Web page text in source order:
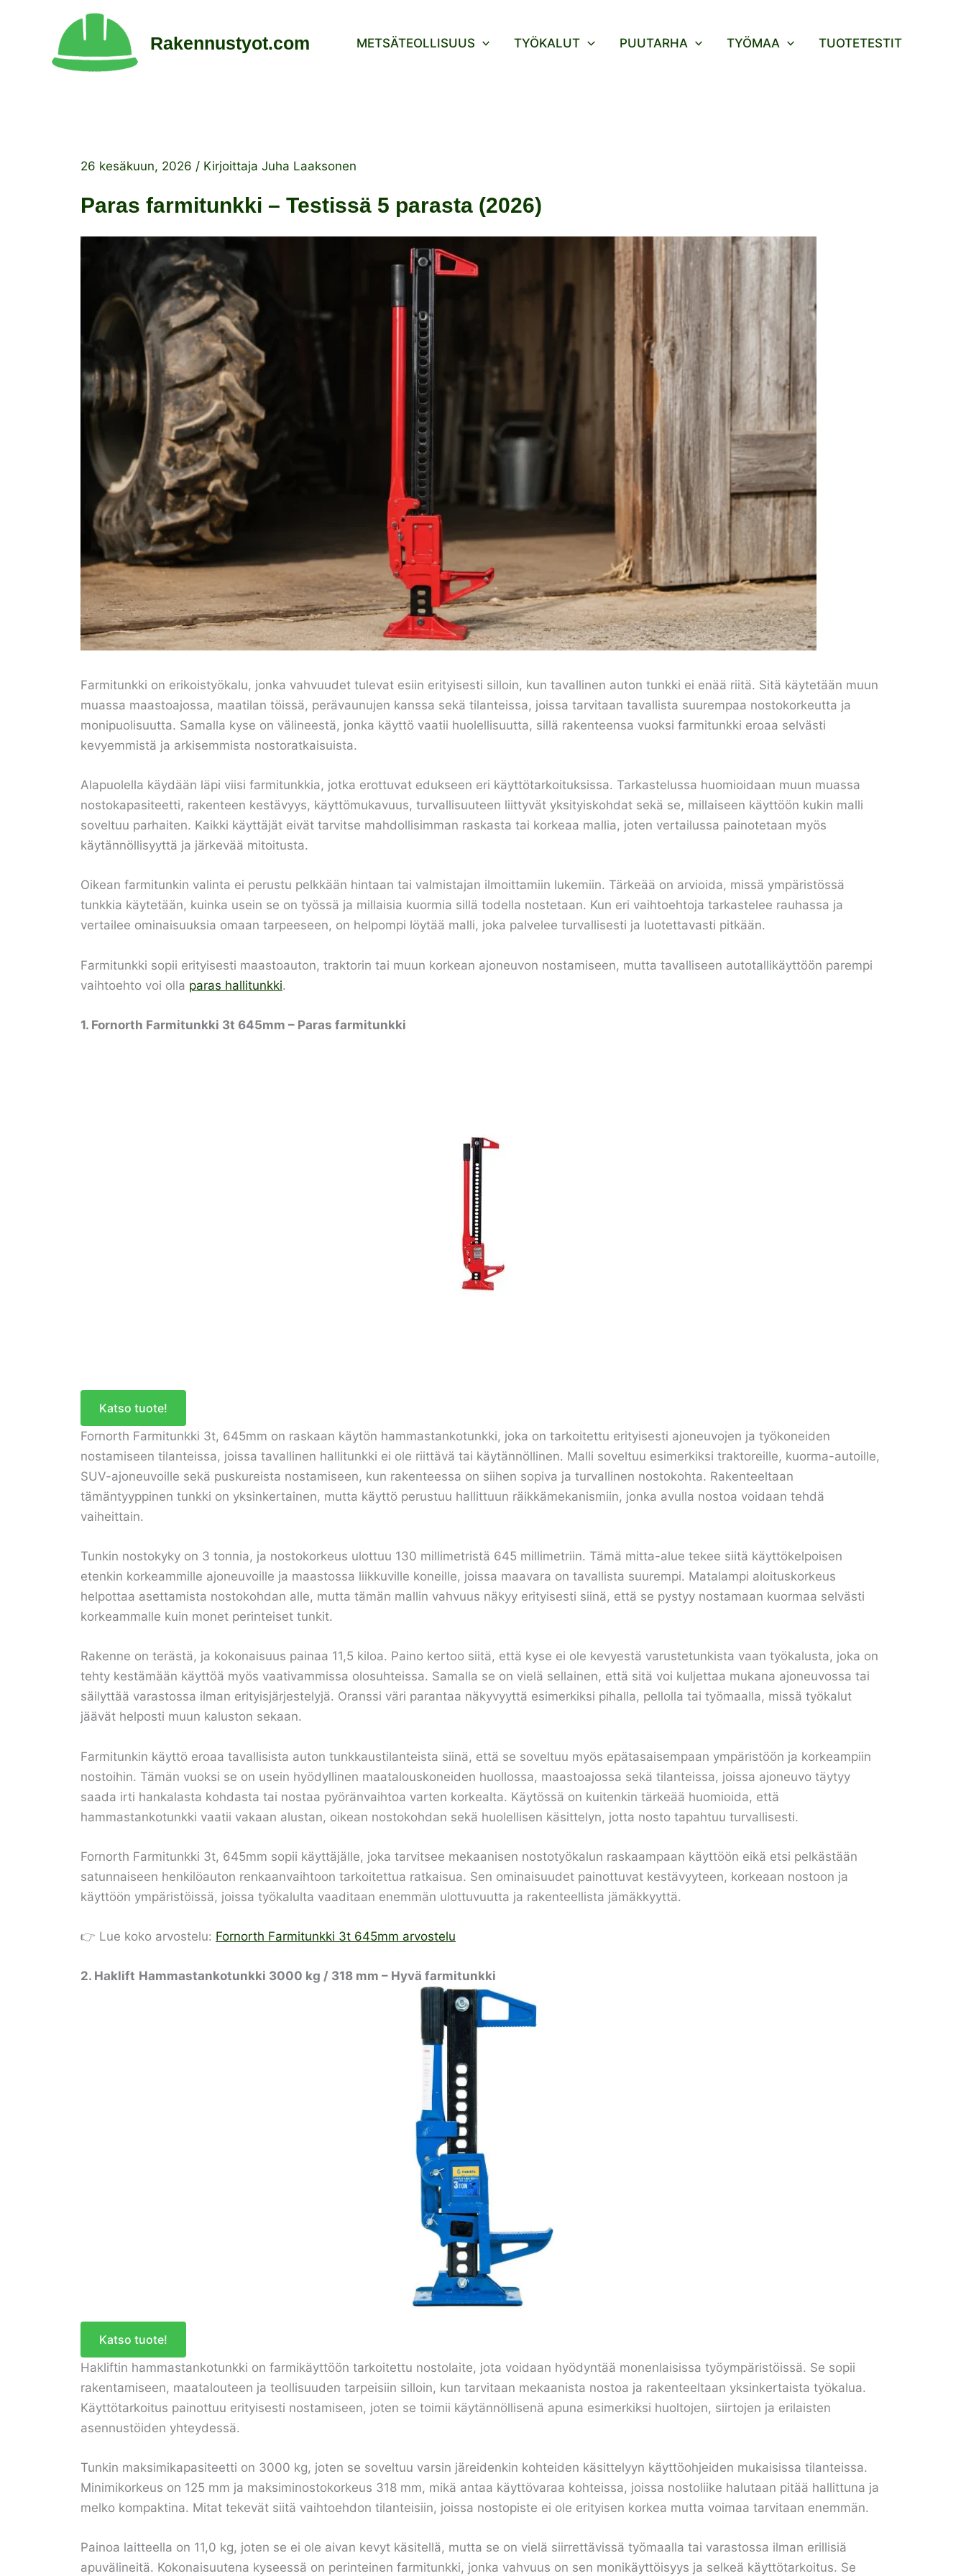
Rakennustyot.com METSÄTEOLLISUUS TYÖKALUT PUUTARHA TYÖMAA TUOTETESTIT
26 kesäkuun, 2026 / Kirjoittaja Juha Laaksonen
Paras farmitunkki – Testissä 5 parasta (2026)
Farmitunkki on erikoistyökalu, jonka vahvuudet tulevat esiin erityisesti silloin, kun tavallinen auton tunkki ei enää riitä. Sitä käytetään muun
muassa maastoajossa, maatilan töissä, perävaunujen kanssa sekä tilanteissa, joissa tarvitaan tavallista suurempaa nostokorkeutta ja
monipuolisuutta. Samalla kyse on välineestä, jonka käyttö vaatii huolellisuutta, sillä rakenteensa vuoksi farmitunkki eroaa selvästi
kevyemmistä ja arkisemmista nostoratkaisuista.
Alapuolella käydään läpi viisi farmitunkkia, jotka erottuvat edukseen eri käyttötarkoituksissa. Tarkastelussa huomioidaan muun muassa
nostokapasiteetti, rakenteen kestävyys, käyttömukavuus, turvallisuuteen liittyvät yksityiskohdat sekä se, millaiseen käyttöön kukin malli
soveltuu parhaiten. Kaikki käyttäjät eivät tarvitse mahdollisimman raskasta tai korkeaa mallia, joten vertailussa painotetaan myös
käytännöllisyyttä ja järkevää mitoitusta.
Oikean farmitunkin valinta ei perustu pelkkään hintaan tai valmistajan ilmoittamiin lukemiin. Tärkeää on arvioida, missä ympäristössä
tunkkia käytetään, kuinka usein se on työssä ja millaisia kuormia sillä todella nostetaan. Kun eri vaihtoehtoja tarkastelee rauhassa ja
vertailee ominaisuuksia omaan tarpeeseen, on helpompi löytää malli, joka palvelee turvallisesti ja luotettavasti pitkään.
Farmitunkki sopii erityisesti maastoauton, traktorin tai muun korkean ajoneuvon nostamiseen, mutta tavalliseen autotallikäyttöön parempi
vaihtoehto voi olla paras hallitunkki.
1. Fornorth Farmitunkki 3t 645mm – Paras farmitunkki
Katso tuote!
Fornorth Farmitunkki 3t, 645mm on raskaan käytön hammastankotunkki, joka on tarkoitettu erityisesti ajoneuvojen ja työkoneiden
nostamiseen tilanteissa, joissa tavallinen hallitunkki ei ole riittävä tai käytännöllinen. Malli soveltuu esimerkiksi traktoreille, kuorma-autoille,
SUV-ajoneuvoille sekä puskureista nostamiseen, kun rakenteessa on siihen sopiva ja turvallinen nostokohta. Rakenteeltaan
tämäntyyppinen tunkki on yksinkertainen, mutta käyttö perustuu hallittuun räikkämekanismiin, jonka avulla nostoa voidaan tehdä
vaiheittain.
Tunkin nostokyky on 3 tonnia, ja nostokorkeus ulottuu 130 millimetristä 645 millimetriin. Tämä mitta-alue tekee siitä käyttökelpoisen
etenkin korkeammille ajoneuvoille ja maastossa liikkuville koneille, joissa maavara on tavallista suurempi. Matalampi aloituskorkeus
helpottaa asettamista nostokohdan alle, mutta tämän mallin vahvuus näkyy erityisesti siinä, että se pystyy nostamaan kuormaa selvästi
korkeammalle kuin monet perinteiset tunkit.
Rakenne on terästä, ja kokonaisuus painaa 11,5 kiloa. Paino kertoo siitä, että kyse ei ole kevyestä varustetunkista vaan työkalusta, joka on
tehty kestämään käyttöä myös vaativammissa olosuhteissa. Samalla se on vielä sellainen, että sitä voi kuljettaa mukana ajoneuvossa tai
säilyttää varastossa ilman erityisjärjestelyjä. Oranssi väri parantaa näkyvyyttä esimerkiksi pihalla, pellolla tai työmaalla, missä työkalut
jäävät helposti muun kaluston sekaan.
Farmitunkin käyttö eroaa tavallisista auton tunkkaustilanteista siinä, että se soveltuu myös epätasaisempaan ympäristöön ja korkeampiin
nostoihin. Tämän vuoksi se on usein hyödyllinen maatalouskoneiden huollossa, maastoajossa sekä tilanteissa, joissa ajoneuvo täytyy
saada irti hankalasta kohdasta tai nostaa pyöränvaihtoa varten korkealta. Käytössä on kuitenkin tärkeää huomioida, että
hammastankotunkki vaatii vakaan alustan, oikean nostokohdan sekä huolellisen käsittelyn, jotta nosto tapahtuu turvallisesti.
Fornorth Farmitunkki 3t, 645mm sopii käyttäjälle, joka tarvitsee mekaanisen nostotyökalun raskaampaan käyttöön eikä etsi pelkästään
satunnaiseen henkilöauton renkaanvaihtoon tarkoitettua ratkaisua. Sen ominaisuudet painottuvat kestävyyteen, korkeaan nostoon ja
käyttöön ympäristöissä, joissa työkalulta vaaditaan enemmän ulottuvuutta ja rakenteellista jämäkkyyttä.
👉 Lue koko arvostelu: Fornorth Farmitunkki 3t 645mm arvostelu
2. Haklift Hammastankotunkki 3000 kg / 318 mm – Hyvä farmitunkki
Katso tuote!
Hakliftin hammastankotunkki on farmikäyttöön tarkoitettu nostolaite, jota voidaan hyödyntää monenlaisissa työympäristöissä. Se sopii
rakentamiseen, maatalouteen ja teollisuuden tarpeisiin silloin, kun tarvitaan mekaanista nostoa ja rakenteeltaan yksinkertaista työkalua.
Käyttötarkoitus painottuu erityisesti nostamiseen, joten se toimii käytännöllisenä apuna esimerkiksi huoltojen, siirtojen ja erilaisten
asennustöiden yhteydessä.
Tunkin maksimikapasiteetti on 3000 kg, joten se soveltuu varsin järeidenkin kohteiden käsittelyyn käyttöohjeiden mukaisissa tilanteissa.
Minimikorkeus on 125 mm ja maksiminostokorkeus 318 mm, mikä antaa käyttövaraa kohteissa, joissa nostoliike halutaan pitää hallittuna ja
melko kompaktina. Mitat tekevät siitä vaihtoehdon tilanteisiin, joissa nostopiste ei ole erityisen korkea mutta voimaa tarvitaan enemmän.
Painoa laitteella on 11,0 kg, joten se ei ole aivan kevyt käsitellä, mutta se on vielä siirrettävissä työmaalla tai varastossa ilman erillisiä
apuvälineitä. Kokonaisuutena kyseessä on perinteinen farmitunkki, jonka vahvuus on sen monikäyttöisyys ja selkeä käyttötarkoitus. Se